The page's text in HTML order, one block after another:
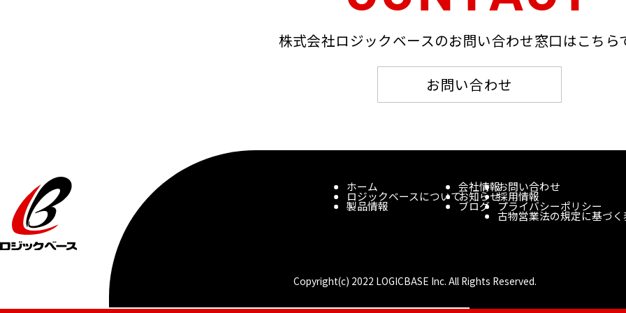
株式会社ロジックベースのお問い合わせ窓口はこちら
お問い合わせ
ホーム
ロジックベースについて
製品情報
会社情報
お知らせ
ブログ
お問い合わせ
採用情報
プライバシーポリシー
古物営業法の規定に基づく
Copyright(c) 2022 LOGICBASE Inc. All Rights Reserved.